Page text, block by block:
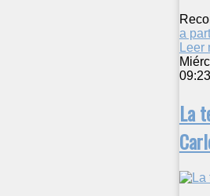
a
Leer
09:23
La